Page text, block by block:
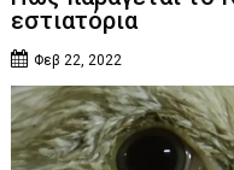
εστιατόρια
Φεβ 22, 2022